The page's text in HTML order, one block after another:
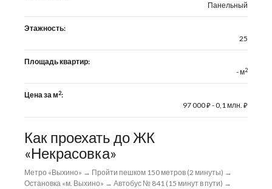
Панельный
Этажность:
25
Площадь квартир:
- м2
Цена за м2:
97 000⃏- 0,1 млн. ⃏
Как проехать до ЖК
«Некрасовка»
Метро «Выхино» → Пройти пешком 150 метров (2 минуты) →
Остановка «м. Выхино» → Автобус № 841 (15 минут в пути) →